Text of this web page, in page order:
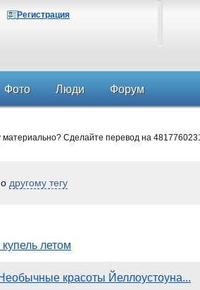
Регистрация
Фото Люди Форум
материально? Сделайте перевод на
другому тегу
летом
красоты Йеллоустоуна...